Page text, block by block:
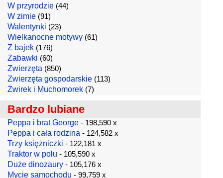
W przyrodzie (44)
W zimie (91)
Walentynki (23)
Wielkanocne motywy (61)
Z bajek (176)
Zabawki (60)
Zwierzęta (850)
Zwierzęta gospodarskie (113)
Żwirek i Muchomorek (7)
Bardzo lubiane
Peppa i brat George - 198,590 x
Peppa i cała rodzina - 124,582 x
Trzy księżniczki - 122,181 x
Traktor w polu - 105,590 x
Duże dinozaury - 105,176 x
Mycie samochodu - 99,759 x